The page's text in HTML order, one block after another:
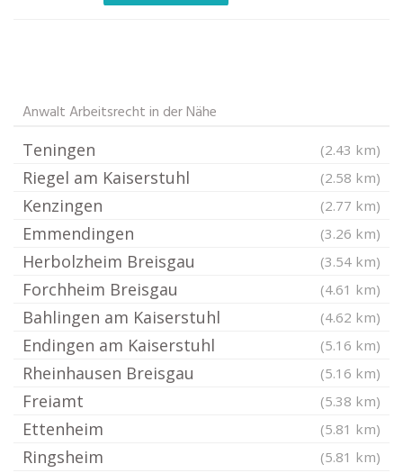
Anwalt Arbeitsrecht in der Nähe
Teningen (2.43 km)
Riegel am Kaiserstuhl (2.58 km)
Kenzingen (2.77 km)
Emmendingen (3.26 km)
Herbolzheim Breisgau (3.54 km)
Forchheim Breisgau (4.61 km)
Bahlingen am Kaiserstuhl (4.62 km)
Endingen am Kaiserstuhl (5.16 km)
Rheinhausen Breisgau (5.16 km)
Freiamt (5.38 km)
Ettenheim (5.81 km)
Ringsheim (5.81 km)